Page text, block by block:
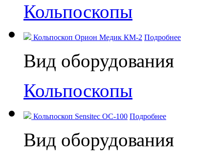
Кольпоскопы
Кольпоскоп Орион Медик КМ-2 Подробнее
Вид оборудования
Кольпоскопы
Кольпоскоп Sensitec OC-100 Подробнее
Вид оборудования